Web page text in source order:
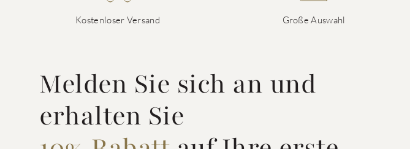
Kostenloser Versand Große Auswahl
Melden Sie sich an und
erhalten Sie